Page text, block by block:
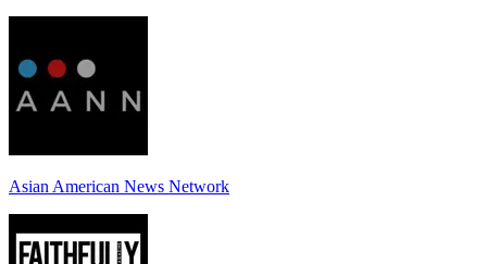
Asian American News Network